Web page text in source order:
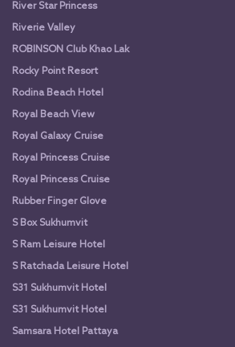
River Star Princess
Riverie Valley
ROBINSON Club Khao Lak
Rocky Point Resort
Rodina Beach Hotel
Royal Beach View
Royal Galaxy Cruise
Royal Princess Cruise
Royal Princess Cruise
Rubber Finger Glove
S Box Sukhumvit
S Ram Leisure Hotel
S Ratchada Leisure Hotel
S31 Sukhumvit Hotel
S31 Sukhumvit Hotel
Samsara Hotel Pattaya